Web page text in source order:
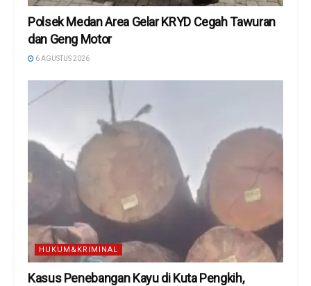
Polsek Medan Area Gelar KRYD Cegah Tawuran
dan Geng Motor
6 AGUSTUS 2026
HUKUM&KRIMINAL
Kasus Penebangan Kayu di Kuta Pengkih,